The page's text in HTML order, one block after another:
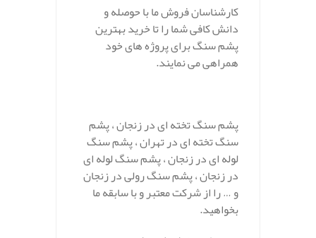
کارشناسان فروش ما با حوصله و
دانش کافی شما را تا خرید بهترین
پشم سنگ برای پروژه های خود
همراهی می نمایند.
پشم سنگ تخته ای در زنجان ، پشم
سنگ تخته ای در تهران ، پشم سنگ
لوله ای در زنجان ، پشم سنگ لوله ای
در زنجان ، پشم سنگ رولی در زنجان
و … را از شرکت معتبر و با سابقه ما
بخواهید.